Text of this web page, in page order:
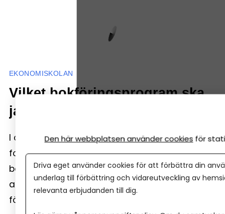
EKONOMISKOLAN
Vilket bokföringsprogram ska
jag välja 2026?
I dag använder nästan alla företag någon
form av bokföringsprogram. Programmen gör
bokföringen enklare, automatiserar mycket av
arbetet och hjälper dig att hålla koll på
företagets ekonomi. Men vilket ska jag välja?
Den här webbplatsen använder cookies för
Driva eget använder cookies för att förbättra din
underlag till förbättring och vidareutveckling av
relevanta erbjudanden till dig.